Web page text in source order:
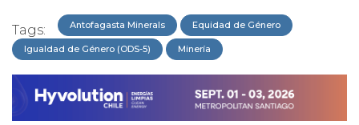
Tags: Antofagasta Minerals Equidad de Género
Igualdad de Género (ODS-5) Minería